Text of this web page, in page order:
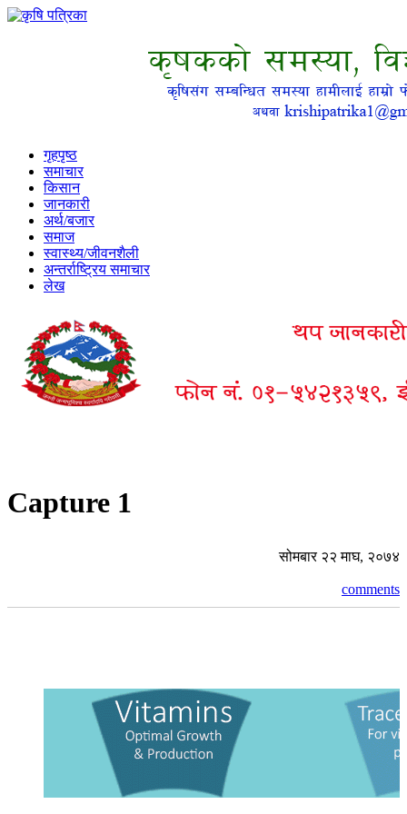
गृहपृष्ठ
समाचार
किसान
जानकारी
अर्थ/बजार
समाज
स्वास्थ्य/जीवनशैली
अन्तर्राष्ट्रिय समाचार
लेख
Capture 1
सोमबार २२ माघ, २०७४
comments